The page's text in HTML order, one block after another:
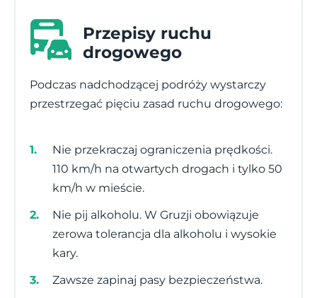
Przepisy ruchu
drogowego
Podczas nadchodzącej podróży wystarczy
przestrzegać pięciu zasad ruchu drogowego:
Nie przekraczaj ograniczenia prędkości.
110 km/h na otwartych drogach i tylko 50
km/h w mieście.
Nie pij alkoholu. W Gruzji obowiązuje
zerowa tolerancja dla alkoholu i wysokie
kary.
Zawsze zapinaj pasy bezpieczeństwa.